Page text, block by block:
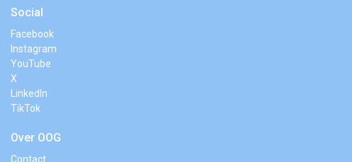
Social
Facebook
Instagram
YouTube
X
LinkedIn
TikTok
Over OOG
Contact